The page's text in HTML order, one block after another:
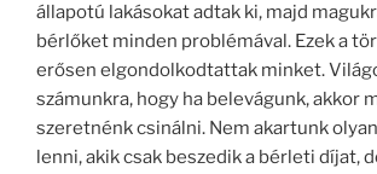
állapotú lakásokat adtak ki, majd
bérlőket minden problémával. Ezek a
erősen elgondolkodtattak minket.
számunkra, hogy ha belevágunk, akkor
szeretnénk csinálni. Nem akartunk
lenni, akik csak beszedik a bérleti díjat,